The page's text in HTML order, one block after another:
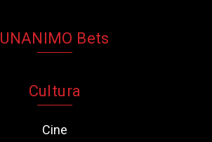
UNANIMO Bets
Cultura
Cine